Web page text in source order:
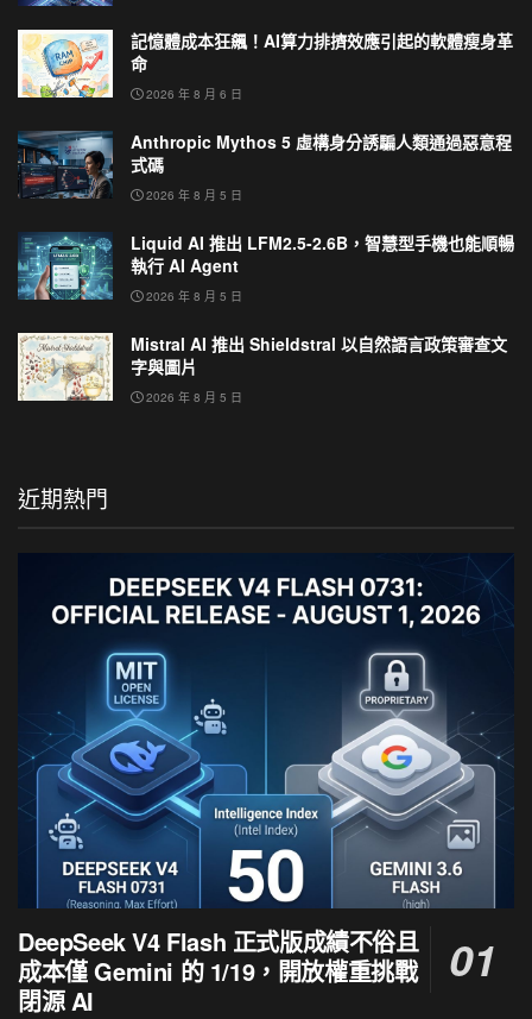
記憶體成本狂飆！AI算力排擠效應引起的軟體瘦身革
命
2026 年 8 月 6 日
Anthropic Mythos 5 虛構身分誘騙人類通過惡意程
式碼
2026 年 8 月 5 日
Liquid AI 推出 LFM2.5-2.6B，智慧型手機也能順暢
執行 AI Agent
2026 年 8 月 5 日
Mistral AI 推出 Shieldstral 以自然語言政策審查文
字與圖片
2026 年 8 月 5 日
近期熱門
DeepSeek V4 Flash 正式版成績不俗且
成本僅 Gemini 的 1/19，開放權重挑戰
閉源 AI